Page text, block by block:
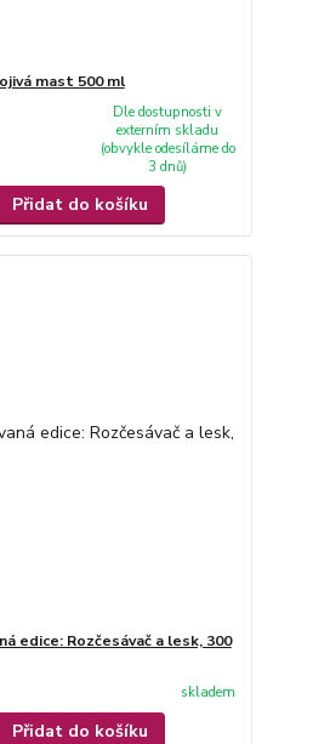
mast 500 ml
Dle dostupnosti v
externím skladu
(obvykle odesíláme do
3 dnů)
Přidat do košíku
edice: Rozčesávač a lesk, 300
skladem
Přidat do košíku